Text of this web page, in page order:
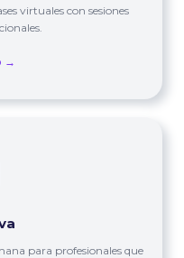
virtuales con sesiones
→
para profesionales que